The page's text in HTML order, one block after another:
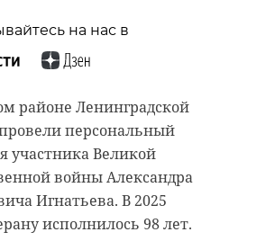
на нас в
районе Ленинградской
персональный
участника Великой
войны Александра
Игнатьева. В 2025
исполнилось 98 лет.
на нас в
"Разорванное
район)
на нас в
городская
провела проверку по